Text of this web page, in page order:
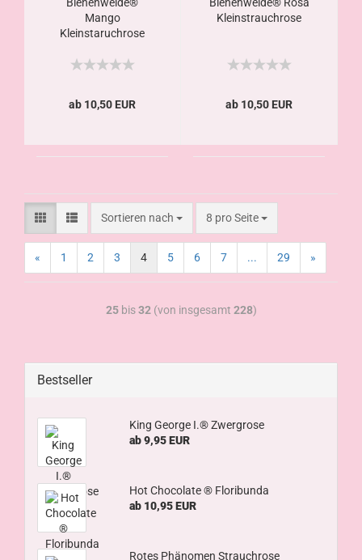
Mango
Kleinstaruchrose
ab 10,50 EUR
Kleinstrauchrose
ab 10,50 EUR
Sortieren nach 8 pro Seite
« 1 2 3 4 5 6 7 ... 29 »
25bis32(von insgesamt 228)
Bestseller
King George I.® Zwergrose
ab 9,95 EUR
Hot Chocolate ® Floribunda
ab 10,95 EUR
Rotes Phänomen Strauchrose